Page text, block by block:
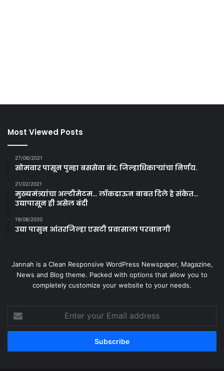
Most Viewed Posts
27/06/2021
सोमवार पासून पुन्हा बससेवा बंद; जिल्हाधिकाऱ्यांचा निर्णय.
21/02/2021
मुख्यमंत्र्यांचा अल्टीमेटम… लॉकडाऊन बाबत दिले हे संकेत…
उद्यापासून ही असेल बंदी
19/08/2020
उद्या पासुन आंतरजिल्हा एसटी प्रवासाला परवानगी
Jannah is a Clean Responsive WordPress Newspaper, Magazine,
News and Blog theme. Packed with options that allow you to
completely customize your website to your needs.
Enter
your
Email